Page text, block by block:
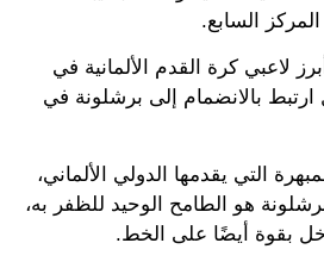
السابع.
لاعبي كرة القدم الألمانية في
ارتبط بالانضمام إلى برشلونة في
التي يقدمها الدولي الألماني،
هو الطامح الوحيد للظفر به،
بقوة أيضًا على الخط.